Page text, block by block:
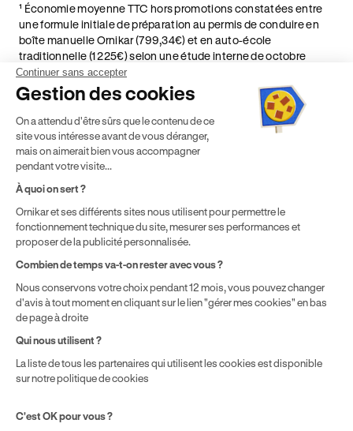
¹ Économie moyenne TTC hors promotions constatées entre
une formule initiale de préparation au permis de conduire en
boîte manuelle Ornikar (799,34€) et en auto-école
traditionnelle (1 225€) selon une étude interne de octobre
2024. Étude menée sur le marché des auto-écoles situées en
France métropolitaine & en outre-mer.
² Le prix de référence auquel est appliqué cette réduction
dépend de la zone géographique dans laquelle vous souhaitez
effectuer vos heures de conduite conformément à l'Article 6
de nos Conditions Générales de Vente
⁵ Montant du financement CPF variable selon les droits acquis
par chaque bénéficiaire. Exemple donné pour un titulaire
solde disponible sur le Compte Personnel de Formation et du
prix de la formation choisie.
Continuer sans accepter
Gestion des cookies
On a attendu d'être sûrs que le contenu de ce
site vous intéresse avant de vous déranger,
mais on aimerait bien vous accompagner
pendant votre visite...
À quoi on sert ?
Ornikar et ses différents sites nous utilisent pour permettre le
fonctionnement technique du site, mesurer ses performances et
proposer de la publicité personnalisée.
Combien de temps va-t-on rester avec vous ?
Nous conservons votre choix pendant 12 mois, vous pouvez changer
d'avis à tout moment en cliquant sur le lien "gérer mes cookies" en bas
de page à droite
Qui nous utilisent ?
La liste de tous les partenaires qui utilisent les cookies est disponible
sur notre politique de cookies
C'est OK pour vous ?